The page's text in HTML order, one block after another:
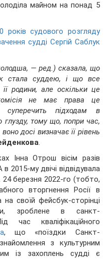
майном на понад 5
років судового розгляду
судді Сергій Саблук
— ред.) сказала, що
стала суддею, і що все
родини, але оскільки це
не має права це
підходам в
глузду, тому що, попри час,
досі визначає її рівень
.
Інна Отрош вісім разів
2015-му двічі відвідувала
24 березня 2022-го (тобто,
вторгнення Росії в
своїй фейсбук-сторінці
зроблене в санкт-
час кваліфікаційного
, що «поїздки Санкт-
з культурним
із захоплень судді є